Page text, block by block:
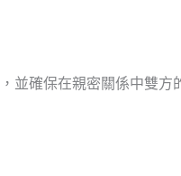
並確保在親密關係中雙方